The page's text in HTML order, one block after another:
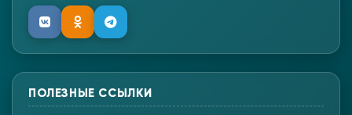
ПОЛЕЗНЫЕ ССЫЛКИ